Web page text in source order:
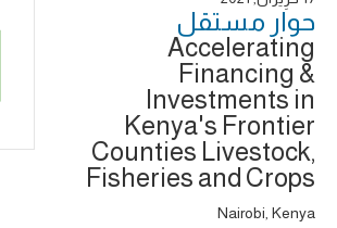
حوار ‎مستقل
Accelerating
Financing &
Investments in
Kenya's Frontier
Counties Livestock,
Fisheries and Crops
Nairobi, Kenya